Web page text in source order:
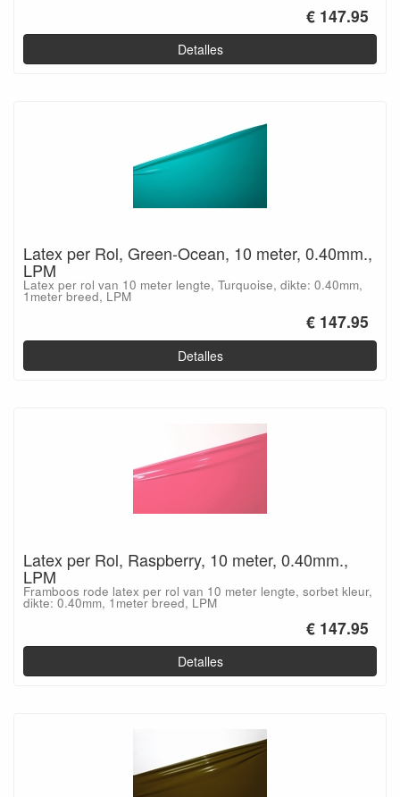
€ 147.95
Detalles
Latex per Rol, Green-Ocean, 10 meter, 0.40mm.,
LPM
Latex per rol van 10 meter lengte, Turquoise, dikte: 0.40mm,
1meter breed, LPM
€ 147.95
Detalles
Latex per Rol, Raspberry, 10 meter, 0.40mm.,
LPM
Framboos rode latex per rol van 10 meter lengte, sorbet kleur,
dikte: 0.40mm, 1meter breed, LPM
€ 147.95
Detalles